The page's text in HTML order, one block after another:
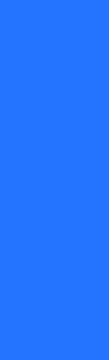
Tal
¡Viernes
sorprendió
reír con